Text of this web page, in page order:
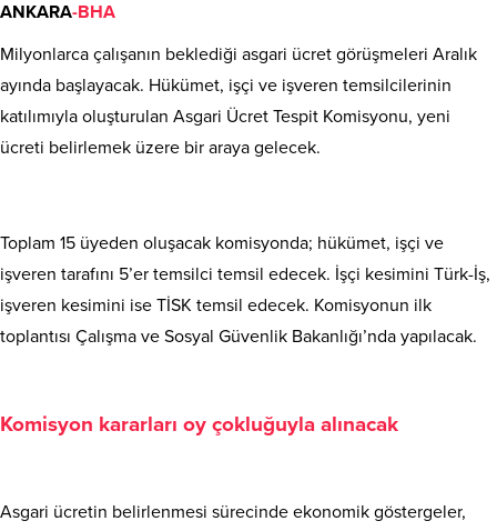
ANKARA-BHA
Milyonlarca çalışanın beklediği asgari ücret görüşmeleri Aralık
ayında başlayacak. Hükümet, işçi ve işveren temsilcilerinin
katılımıyla oluşturulan Asgari Ücret Tespit Komisyonu, yeni
ücreti belirlemek üzere bir araya gelecek.
Toplam 15 üyeden oluşacak komisyonda; hükümet, işçi ve
işveren tarafını 5’er temsilci temsil edecek. İşçi kesimini Türk-İş,
işveren kesimini ise TİSK temsil edecek. Komisyonun ilk
toplantısı Çalışma ve Sosyal Güvenlik Bakanlığı’nda yapılacak.
Komisyon kararları oy çokluğuyla alınacak
Asgari ücretin belirlenmesi sürecinde ekonomik göstergeler,